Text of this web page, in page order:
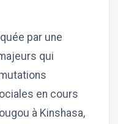
par une
qui
en cours
à Kinshasa,